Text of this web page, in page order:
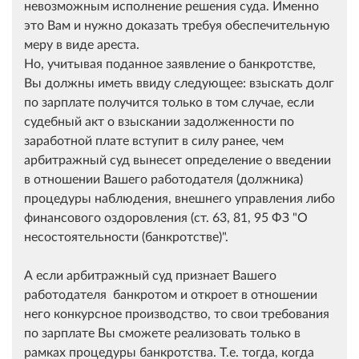
невозможным исполнение решения суда. Именно
это Вам и нужно доказать требуя обеспечительную
меру в виде ареста.
Но, учитывая поданное заявление о банкротстве,
Вы должны иметь ввиду следующее: взыскать долг
по зарплате получится только в том случае, если
судебный акт о взыскании задолженности по
заработной плате вступит в силу ранее, чем
арбитражный суд вынесет определение о введении
в отношении Вашего работодателя (должника)
процедуры наблюдения, внешнего управления либо
финансового оздоровления (ст. 63, 81, 95 ФЗ "О
несостоятельности (банкротстве)".
А если арбитражный суд признает Вашего
работодателя банкротом и откроет в отношении
него конкурсное производство, то свои требования
по зарплате Вы сможете реализовать только в
рамках процедуры банкротства. Т.е. тогда, когда